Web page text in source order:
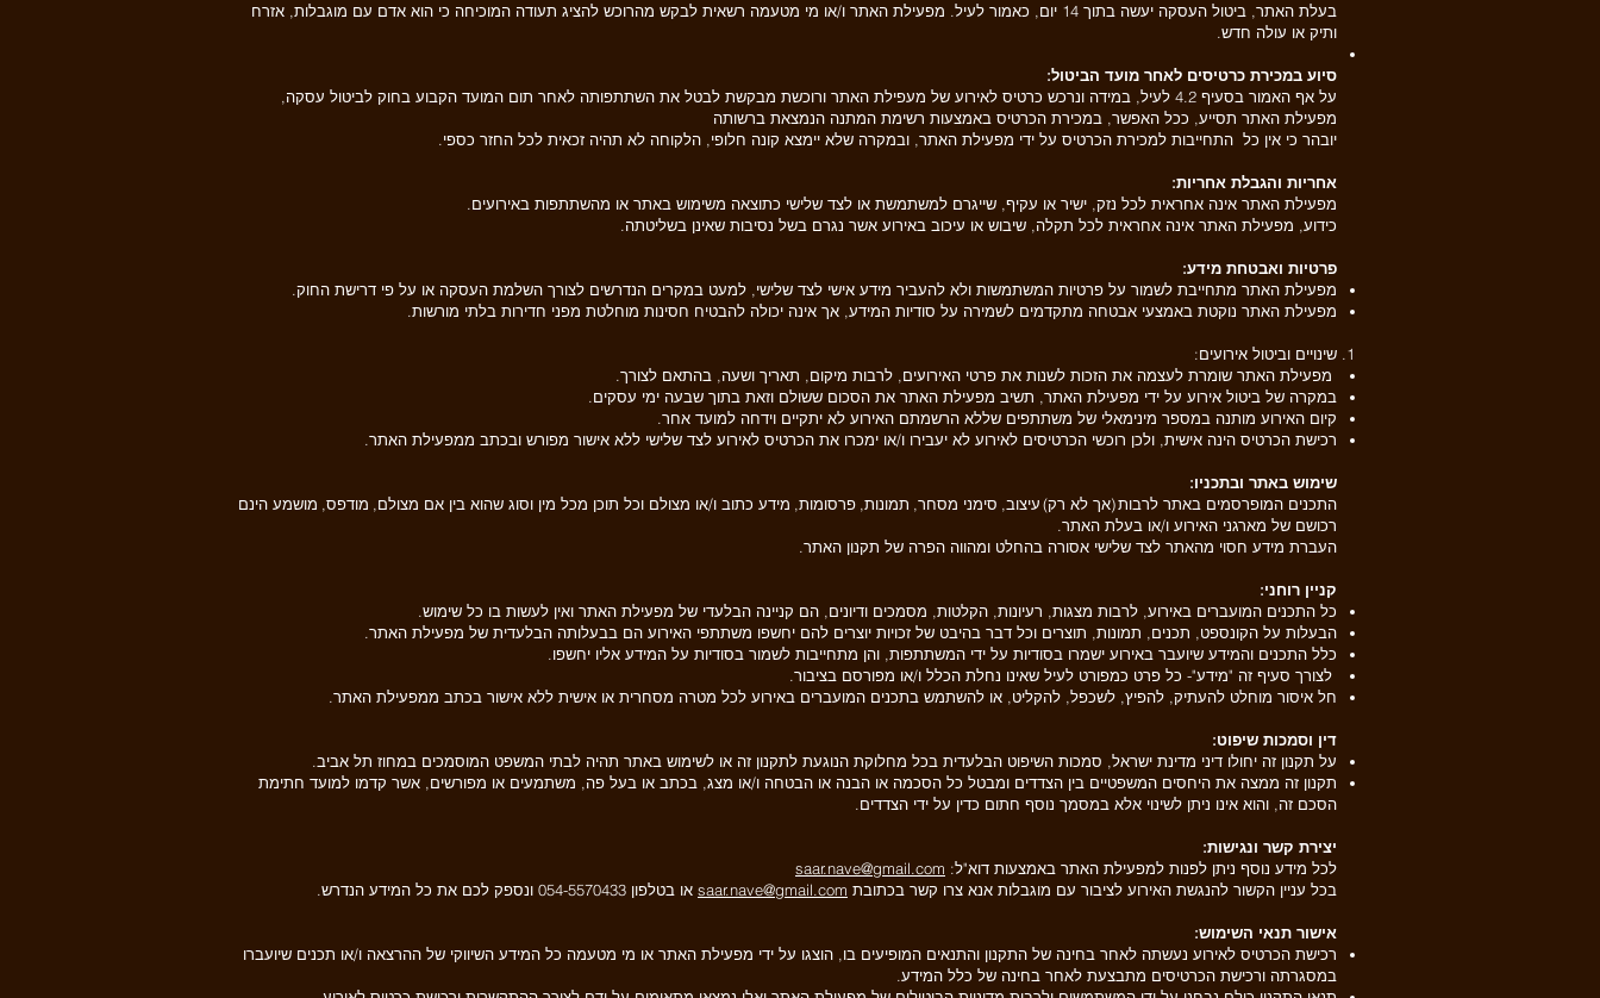
בעלת האתר, ביטול העסקה יעשה בתוך 14 יום, כאמור לעיל. מפעילת האתר ו/או מי מטעמה רשאית לבקש מהרוכש להציג תעודה המוכיחה כי הוא אדם עם מוגבלות, אזרח
ותיק או עולה חדש.
סיוע במכירת כרטיסים לאחר מועד הביטול:
על אף האמור בסעיף 4.2 לעיל, במידה ונרכש כרטיס לאירוע של מעפילת האתר ורוכשת מבקשת לבטל את השתתפותה לאחר תום המועד הקבוע בחוק לביטול עסקה,
מפעילת האתר תסייע, ככל האפשר, במכירת הכרטיס באמצעות רשימת המתנה הנמצאת ברשותה
יובהר כי אין כל התחייבות למכירת הכרטיס על ידי מפעילת האתר, ובמקרה שלא יימצא קונה חלופי, הלקוחה לא תהיה זכאית לכל החזר כספי.
אחריות והגבלת אחריות:
מפעילת האתר אינה אחראית לכל נזק, ישיר או עקיף, שייגרם למשתמשת או לצד שלישי כתוצאה משימוש באתר או מהשתתפות באירועים.
כידוע, מפעילת האתר אינה אחראית לכל תקלה, שיבוש או עיכוב באירוע אשר נגרם בשל נסיבות שאינן בשליטתה.
פרטיות ואבטחת מידע:
מפעילת האתר מתחייבת לשמור על פרטיות המשתמשות ולא להעביר מידע אישי לצד שלישי, למעט במקרים הנדרשים לצורך השלמת העסקה או על פי דרישת החוק.
מפעילת האתר נוקטת באמצעי אבטחה מתקדמים לשמירה על סודיות המידע, אך אינה יכולה להבטיח חסינות מוחלטת מפני חדירות בלתי מורשות.
שינויים וביטול אירועים:
מפעילת האתר שומרת לעצמה את הזכות לשנות את פרטי האירועים, לרבות מיקום, תאריך ושעה, בהתאם לצורך.
במקרה של ביטול אירוע על ידי מפעילת האתר, תשיב מפעילת האתר את הסכום ששולם וזאת בתוך שבעה ימי עסקים.
קיום האירוע מותנה במספר מינימאלי של משתתפים שללא הרשמתם האירוע לא יתקיים וידחה למועד אחר.
רכישת הכרטיס הינה אישית, ולכן רוכשי הכרטיסים לאירוע לא יעבירו ו/או ימכרו את הכרטיס לאירוע לצד שלישי ללא אישור מפורש ובכתב ממפעילת האתר.
שימוש באתר ובתכניו:
התכנים המופרסמים באתר לרבות (אך לא רק) עיצוב, סימני מסחר, תמונות, פרסומות, מידע כתוב ו/או מצולם וכל תוכן מכל מין וסוג שהוא בין אם מצולם, מודפס, מושמע הינם
רכושם של מארגני האירוע ו/או בעלת האתר.
העברת מידע חסוי מהאתר לצד שלישי אסורה בהחלט ומהווה הפרה של תקנון האתר.
קניין רוחני:
כל התכנים המועברים באירוע, לרבות מצגות, רעיונות, הקלטות, מסמכים ודיונים, הם קניינה הבלעדי של מפעילת האתר ואין לעשות בו כל שימוש.
הבעלות על הקונספט, תכנים, תמונות, תוצרים וכל דבר בהיבט של זכויות יוצרים להם יחשפו משתתפי האירוע הם בבעלותה הבלעדית של מפעילת האתר.
כלל התכנים והמידע שיועבר באירוע ישמרו בסודיות על ידי המשתתפות, והן מתחייבות לשמור בסודיות על המידע אליו יחשפו.
לצורך סעיף זה "מידע"- כל פרט כמפורט לעיל שאינו נחלת הכלל ו/או מפורסם בציבור.
חל איסור מוחלט להעתיק, להפיץ, לשכפל, להקליט, או להשתמש בתכנים המועברים באירוע לכל מטרה מסחרית או אישית ללא אישור בכתב ממפעילת האתר.
דין וסמכות שיפוט:
על תקנון זה יחולו דיני מדינת ישראל, סמכות השיפוט הבלעדית בכל מחלוקת הנוגעת לתקנון זה או לשימוש באתר תהיה לבתי המשפט המוסמכים במחוז תל אביב.
תקנון זה ממצה את היחסים המשפטיים בין הצדדים ומבטל כל הסכמה או הבנה או הבטחה ו/או מצג, בכתב או בעל פה, משתמעים או מפורשים, אשר קדמו למועד חתימת
הסכם זה, והוא אינו ניתן לשינוי אלא במסמך נוסף חתום כדין על ידי הצדדים.
יצירת קשר ונגישות:
לכל מידע נוסף ניתן לפנות למפעילת האתר באמצעות דוא"ל: saar.nave@gmail.com
בכל עניין הקשור להנגשת האירוע לציבור עם מוגבלות אנא צרו קשר בכתובת saar.nave@gmail.com או בטלפון 054-5570433 ונספק לכם את כל המידע הנדרש.
אישור תנאי השימוש:
רכישת הכרטיס לאירוע נעשתה לאחר בחינה של התקנון והתנאים המופיעים בו, הוצגו על ידי מפעילת האתר או מי מטעמה כל המידע השיווקי של ההרצאה ו/או תכנים שיועברו
במסגרתה ורכישת הכרטיסים מתבצעת לאחר בחינה של כלל המידע.